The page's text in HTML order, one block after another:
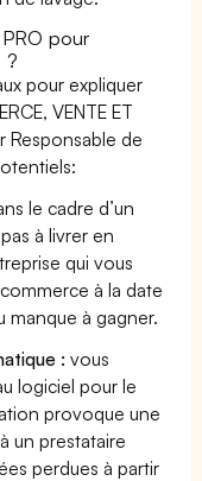
pour
?
pour expliquer
VENTE ET
Responsable de
le cadre d’un
à livrer en
qui vous
à la date
manque à gagner.
: vous
logiciel pour le
provoque une
un prestataire
perdues à partir